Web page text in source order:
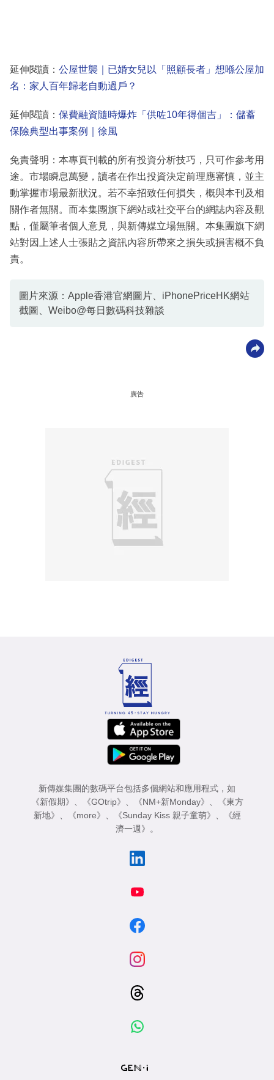
延伸閱讀： 公屋世襲｜已婚女兒以「照顧長者」想喺公屋加
名：家人百年歸老自動過戶？
延伸閱讀： 保費融資隨時爆炸「供咗10年得個吉」：儲蓄
保險典型出事案例｜徐風
免責聲明：本專頁刊載的所有投資分析技巧，只可作參考用
途。市場瞬息萬變，讀者在作出投資決定前理應審慎，並主
動掌握市場最新狀況。若不幸招致任何損失，概與本刊及相
關作者無關。而本集團旗下網站或社交平台的網誌內容及觀
點，僅屬筆者個人意見，與新傳媒立場無關。本集團旗下網
站對因上述人士張貼之資訊內容所帶來之損失或損害概不負
責。
圖片來源：Apple香港官網圖片、iPhonePriceHK網站
截圖、Weibo@每日數碼科技雜談
廣告
新傳媒集團的數碼平台包括多個網站和應用程式，如
《新假期》
《GOtrip》 《NM+新Monday》
《東方
新地》
《more》 《Sunday Kiss 親子童萌》
《經
濟一週》
。